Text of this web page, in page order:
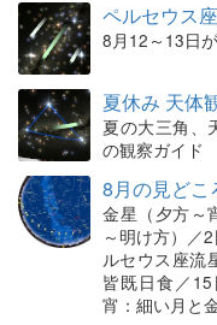
ペルセウス
8月12～13日
夏休み 天体
夏の大三角、
の観察ガイド
8月の見どこ
金星（夕方～
～明け方）／
ルセウス座流
皆既日食／
宵：細い月と